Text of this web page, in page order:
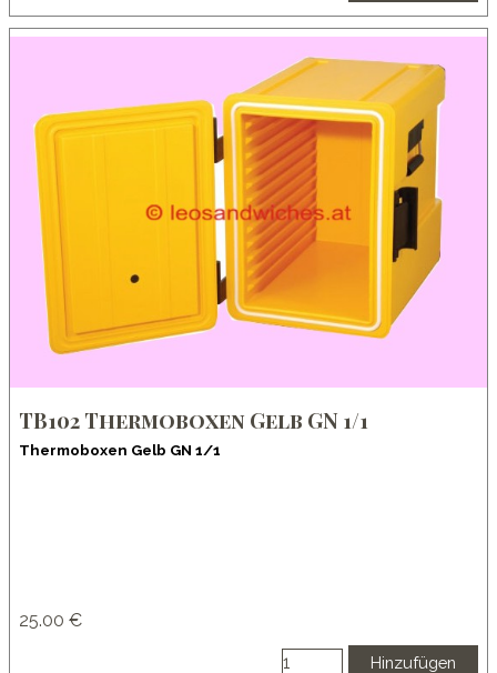
TB102 Thermoboxen Gelb GN 1/1
Thermoboxen Gelb GN 1/1
25.00 €
Hinzufügen